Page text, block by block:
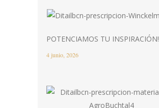
POTENCIAMOS TU INSPIRACIÓN!
4 junio, 2026